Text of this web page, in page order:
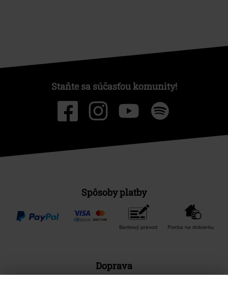
Staňte sa súčasťou komunity!
Spôsoby platby
Bankový prevod Platba na dobierku
Doprava